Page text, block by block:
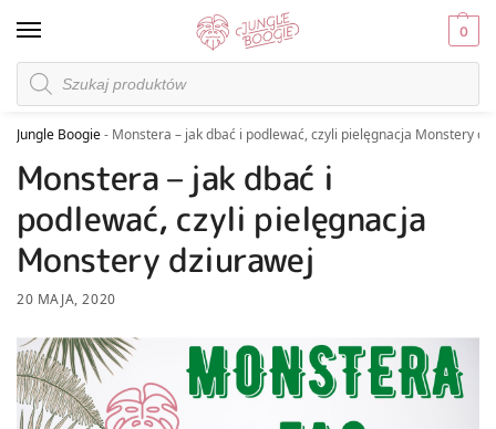
0
Jungle Boogie- Monstera – jak dbać i podlewać, czyli pielęgnacja Monstery
Monstera – jak dbać i
podlewać, czyli pielęgnacja
Monstery dziurawej
20 MAJA, 2020